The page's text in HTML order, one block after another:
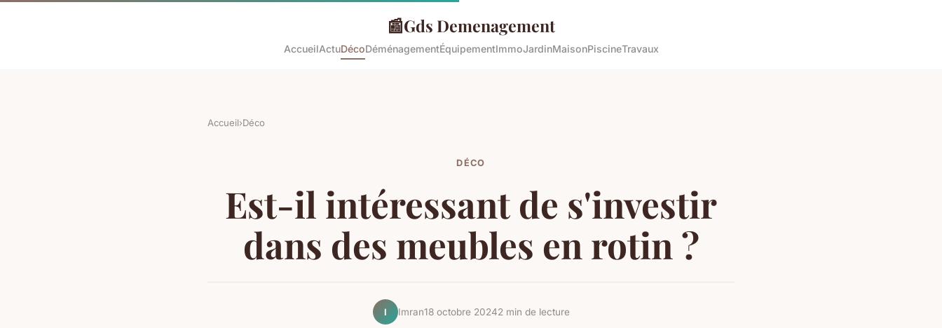
📰Gds Demenagement
AccueilActuDécoDéménagementÉquipementImmoJardinMaisonPiscineTravaux
Accueil›Déco
DÉCO
Est-il intéressant de s'investir
dans des meubles en rotin ?
I Imran18 octobre 20242 min de lecture